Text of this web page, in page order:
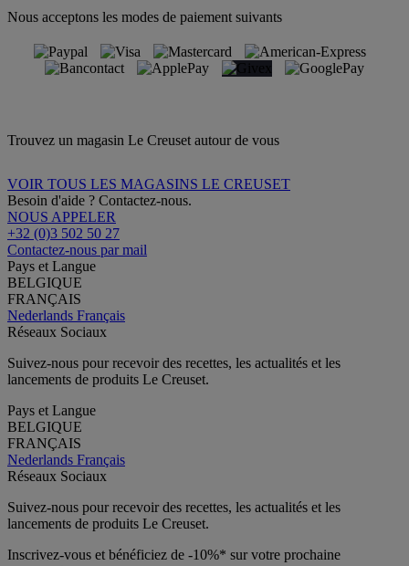
Nous acceptons les modes de paiement suivants
Trouvez un magasin Le Creuset autour de vous
VOIR TOUS LES MAGASINS LE CREUSET
Besoin d'aide ? Contactez-nous.
NOUS APPELER
+32 (0)3 502 50 27
Contactez-nous par mail
Pays et Langue
BELGIQUE
FRANÇAIS
Nederlands Français
Réseaux Sociaux
Suivez-nous pour recevoir des recettes, les actualités et les
lancements de produits Le Creuset.
Pays et Langue
BELGIQUE
FRANÇAIS
Nederlands Français
Réseaux Sociaux
Suivez-nous pour recevoir des recettes, les actualités et les
lancements de produits Le Creuset.
Inscrivez-vous et bénéficiez de -10%* sur votre prochaine